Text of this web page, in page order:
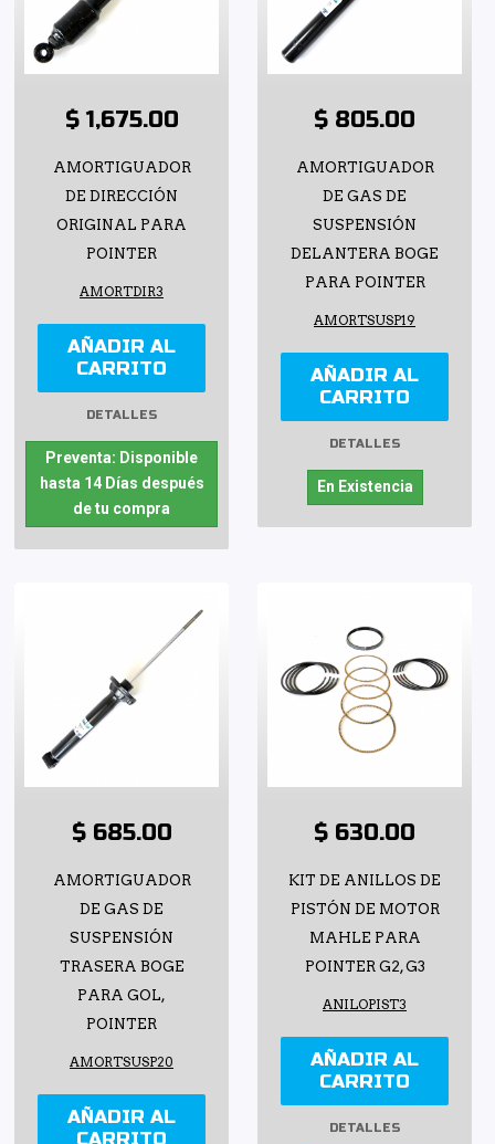
$ 1,675.00
AMORTIGUADOR
DE DIRECCIÓN
ORIGINAL PARA
POINTER
AMORTDIR3
AÑADIR AL
CARRITO
DETALLES
Preventa: Disponible
hasta 14 Días después
de tu compra
$ 805.00
AMORTIGUADOR
DE GAS DE
SUSPENSIÓN
DELANTERA BOGE
PARA POINTER
AMORTSUSP19
AÑADIR AL
CARRITO
DETALLES
En Existencia
$ 685.00
AMORTIGUADOR
DE GAS DE
SUSPENSIÓN
TRASERA BOGE
PARA GOL,
POINTER
AMORTSUSP20
AÑADIR AL
CARRITO
$ 630.00
KIT DE ANILLOS DE
PISTÓN DE MOTOR
MAHLE PARA
POINTER G2, G3
ANILOPIST3
AÑADIR AL
CARRITO
DETALLES